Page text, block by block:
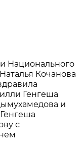
Национального
Кочанова
Генгеша
и
с